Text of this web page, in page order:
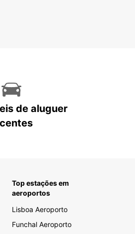
de aluguer
Top estações em
aeroportos
Lisboa Aeroporto
Funchal Aeroporto